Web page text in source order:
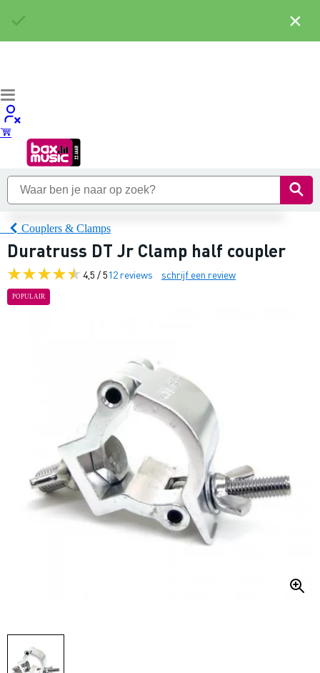
Couplers & Clamps
Duratruss DT Jr Clamp half coupler
4,5 / 512 reviews schrijf een review
POPULAIR
×